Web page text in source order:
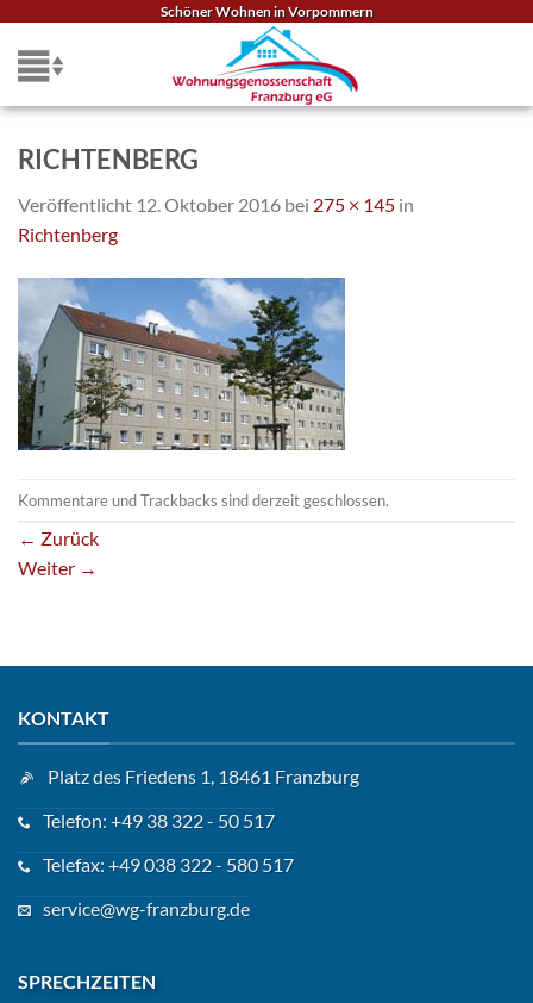
springen
Schöner Wohnen in Vorpommern
RICHTENBERG
Veröffentlicht 12. Oktober 2016 bei 275 × 145 in
Richtenberg
Kommentare und Trackbacks sind derzeit geschlossen.
← Zurück
Weiter →
KONTAKT
Platz des Friedens 1, 18461 Franzburg
Telefon: +49 38 322 - 50 517
Telefax: +49 038 322 - 580 517
service@wg-franzburg.de
SPRECHZEITEN